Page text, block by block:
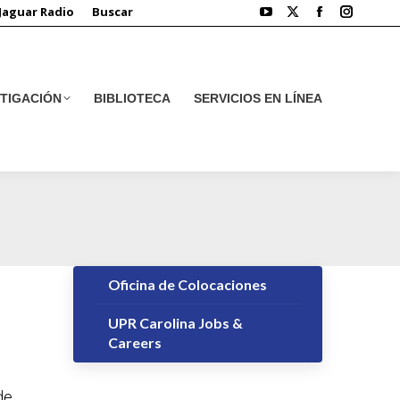
Jaguar Radio Buscar
BIBLIOTECA SERVICIOS EN LÍNEA
Oficina de Colocaciones
UPR Carolina Jobs &
Careers
BIBLIOTECA SERVICIOS EN LÍNEA